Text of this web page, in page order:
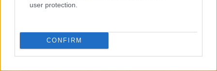
user protection.
CONFIRM
Ilaria Galli · 6 Ago 2026